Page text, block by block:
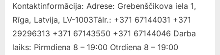
Kontaktinformācija: Adrese: Grebenščikova iela 1,
Rīga, Latvija, LV-1003Tālr.: +371 67144031 +371
29296313 +371 67143550 +371 67144046 Darba
laiks: Pirmdiena 8 – 19:00 Otrdiena 8 – 19:00